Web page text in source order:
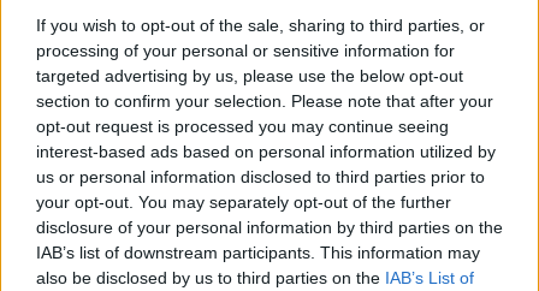
If you wish to opt-out of the sale, sharing to third parties, or
processing of your personal or sensitive information for
targeted advertising by us, please use the below opt-out
section to confirm your selection. Please note that after your
opt-out request is processed you may continue seeing
interest-based ads based on personal information utilized by
us or personal information disclosed to third parties prior to
your opt-out. You may separately opt-out of the further
disclosure of your personal information by third parties on the
IAB’s list of downstream participants. This information may
also be disclosed by us to third parties on the IAB’s List of